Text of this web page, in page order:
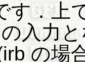
す．上
入力
の場